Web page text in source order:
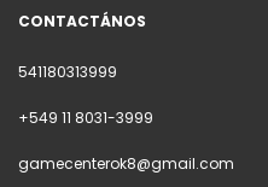
CONTACTÁNOS
541180313999
+549 11 8031-3999
gamecenterok8@gmail.com